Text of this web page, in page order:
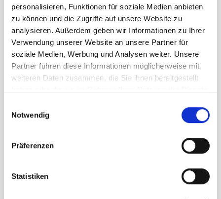
personalisieren, Funktionen für soziale Medien anbieten
zu können und die Zugriffe auf unsere Website zu
analysieren. Außerdem geben wir Informationen zu Ihrer
Verwendung unserer Website an unsere Partner für
soziale Medien, Werbung und Analysen weiter. Unsere
Partner führen diese Informationen möglicherweise mit
weiteren Daten zusammen, die Sie ihnen bereitgestellt
Notwendig
Präferenzen
Statistiken
Geschlecht Herren
Größe
XXL
64,95 €